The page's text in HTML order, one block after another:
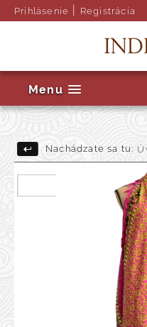
Prihlásenie Registrácia
Menu
Nachádzate sa tu: